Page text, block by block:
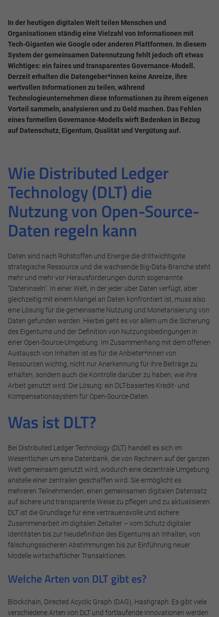
In der heutigen digitalen Welt teilen Menschen und
Organisationen ständig eine Vielzahl von Informationen mit
Tech-Giganten wie Google oder anderen Plattformen. In diesem
System der gemeinsamen Datennutzung fehlt jedoch oft etwas
Wichtiges: ein faires und transparentes Governance-Modell.
Derzeit erhalten die Datengeber*innen keine Anreize, ihre
wertvollen Informationen zu teilen, während
Technologieunternehmen diese Informationen zu ihrem eigenen
Vorteil sammeln, analysieren und zu Geld machen. Das Fehlen
eines formellen Governance-Modells wirft Bedenken in Bezug
auf Datenschutz, Eigentum, Qualität und Vergütung auf.
Wie Distributed Ledger
Technology (DLT) die
Nutzung von Open-Source-
Daten regeln kann
Daten sind nach Rohstoffen und Energie die drittwichtigste
strategische Ressource und die wachsende Big-Data-Branche steht
mehr und mehr vor Herausforderungen durch sogenannte
"Dateninseln". In einer Welt, in der jeder über Daten verfügt, aber
gleichzeitig mit einem Mangel an Daten konfrontiert ist, muss also
eine Lösung für die gemeinsame Nutzung und Monetarisierung von
Daten gefunden werden. Hierbei geht es vor allem um die Sicherung
des Eigentums und der Definition von Nutzungsbedingungen in
einer Open-Source-Umgebung. Im Zusammenhang mit dem offenen
Austausch von Inhalten ist es für die Anbieter*innen von
Ressourcen wichtig, nicht nur Anerkennung für ihre Beiträge zu
erhalten, sondern auch die Kontrolle darüber zu haben, wie ihre
Arbeit genutzt wird. Die Lösung: ein DLT-basiertes Kredit- und
Kompensationssystem für Open-Source-Daten.
Was ist DLT?
Bei Distributed Ledger Technology (DLT) handelt es sich im
Wesentlichen um eine Datenbank, die von Rechnern auf der ganzen
Welt gemeinsam genutzt wird, wodurch eine dezentrale Umgebung
anstelle einer zentralen geschaffen wird. Sie ermöglicht es
mehreren Teilnehmenden, einen gemeinsamen digitalen Datensatz
auf sichere und transparente Weise zu pflegen und zu aktualisieren.
DLT ist die Grundlage für eine vertrauensvolle und sichere
Zusammenarbeit im digitalen Zeitalter – vom Schutz digitaler
Identitäten bis zur Neudefinition des Eigentums an Inhalten, von
fälschungssicheren Abstimmungen bis zur Einführung neuer
Modelle wirtschaftlicher Transaktionen.
Welche Arten von DLT gibt es?
Blockchain, Directed Acyclic Graph (DAG), Hashgraph: Es gibt viele
verschiedene Arten von DLT und fortlaufende Innovationen werden
Notwendig
Diese werden für die Grundfunktionen der Website benötigt
und helfen dabei, unsere Website nutzbar zu machen sowie
Zugriffe auf sichere Bereiche unserer Website ermöglichen.
Cookie Informationen anzeigen
Marketing und Statistik
Marketing und Statistik Cookies werden verwendet, um
anonymes Tracking zu aktivieren. Hierbei werden können
anonymisierte Daten an eventuelle Drittanbieter
weitergeleitet.
Cookie Informationen anzeigen
Alle akzeptieren
Speichern
Ablehnen